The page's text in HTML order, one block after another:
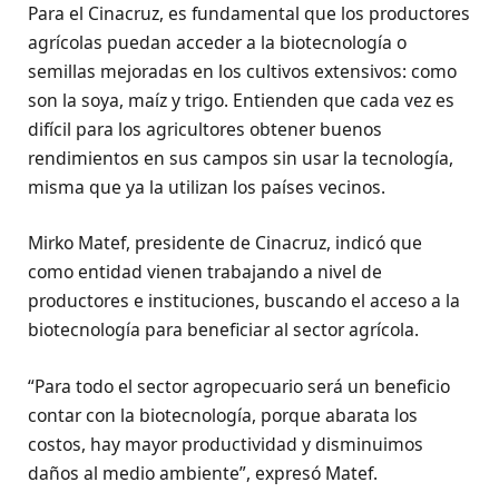
Para el Cinacruz, es fundamental que los productores
agrícolas puedan acceder a la biotecnología o
semillas mejoradas en los cultivos extensivos: como
son la soya, maíz y trigo. Entienden que cada vez es
difícil para los agricultores obtener buenos
rendimientos en sus campos sin usar la tecnología,
misma que ya la utilizan los países vecinos.
Mirko Matef, presidente de Cinacruz, indicó que
como entidad vienen trabajando a nivel de
productores e instituciones, buscando el acceso a la
biotecnología para beneficiar al sector agrícola.
“Para todo el sector agropecuario será un beneficio
contar con la biotecnología, porque abarata los
costos, hay mayor productividad y disminuimos
daños al medio ambiente”, expresó Matef.